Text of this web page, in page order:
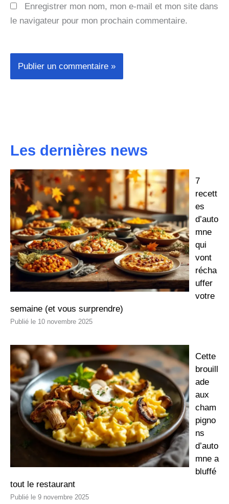
Enregistrer mon nom, mon e-mail et mon site dans
le navigateur pour mon prochain commentaire.
Les dernières news
7
recett
es
d’auto
mne
qui
vont
récha
uffer
votre
semaine (et vous surprendre)
10 novembre 2025
Cette
brouill
ade
aux
cham
pigno
ns
d’auto
mne a
bluffé
tout le restaurant
9 novembre 2025